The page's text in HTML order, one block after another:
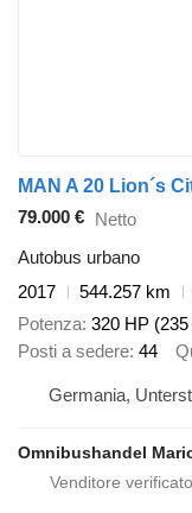
MAN A 20 Lion´s
79.000 € Netto
Autobus urbano
2017
544.257 km
Potenza 320 HP
Posti a sedere 44
Germania,
Omnibushandel